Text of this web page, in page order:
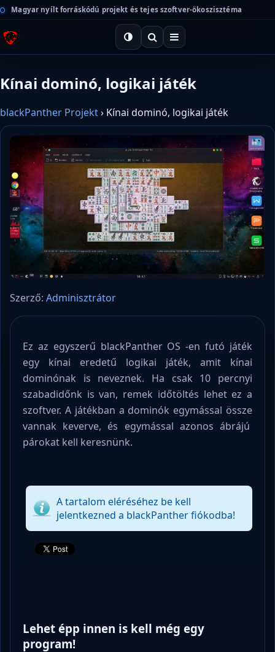
Magyar nyílt forráskódú projekt és tejes szoftver-ökoszisztéma
Kínai dominó, logikai játék
blackPanther Projekt› Kínai dominó, logikai játék
Szerző: Adminisztrátor
Ez az egyszerű blackPanther OS -en futó játék
egy kínai eredetű logikai játék, amit kínai
dominónak is neveznek. Ha csak 10 percnyi
szabadidőnk is van, remek időtöltés lehet ez a
szoftver. A játékban a dominók egymással össze
vannak keverve, és egymással azonos ábrájú
párokat kell keresnünk.
A tartalom eléréséhez be kell
jelentkezned a blackPanther fiókodba!
Lehet épp innen is kell még egy
program!